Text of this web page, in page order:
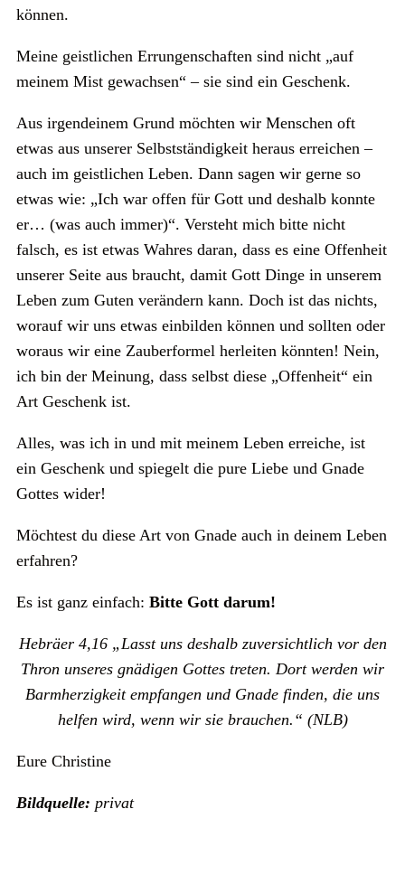
können.
Meine geistlichen Errungenschaften sind nicht „auf
meinem Mist gewachsen“ – sie sind ein Geschenk.
Aus irgendeinem Grund möchten wir Menschen oft
etwas aus unserer Selbstständigkeit heraus erreichen –
auch im geistlichen Leben. Dann sagen wir gerne so
etwas wie: „Ich war offen für Gott und deshalb konnte
er… (was auch immer)“. Versteht mich bitte nicht
falsch, es ist etwas Wahres daran, dass es eine Offenheit
unserer Seite aus braucht, damit Gott Dinge in unserem
Leben zum Guten verändern kann. Doch ist das nichts,
worauf wir uns etwas einbilden können und sollten oder
woraus wir eine Zauberformel herleiten könnten! Nein,
ich bin der Meinung, dass selbst diese „Offenheit“ ein
Art Geschenk ist.
Alles, was ich in und mit meinem Leben erreiche, ist
ein Geschenk und spiegelt die pure Liebe und Gnade
Gottes wider!
Möchtest du diese Art von Gnade auch in deinem Leben
erfahren?
Es ist ganz einfach: Bitte Gott darum!
Hebräer 4,16 „Lasst uns deshalb zuversichtlich vor den
Thron unseres gnädigen Gottes treten. Dort werden wir
Barmherzigkeit empfangen und Gnade finden, die uns
helfen wird, wenn wir sie brauchen.“ (NLB)
Eure Christine
Bildquelle: privat